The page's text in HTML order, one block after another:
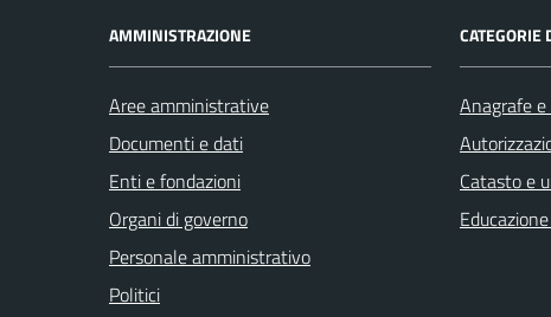
AMMINISTRAZIONE
Aree amministrative
Documenti e dati
Enti e fondazioni
Organi di governo
Personale amministrativo
Politici
CATEGORIE
Anagrafe
Catasto e